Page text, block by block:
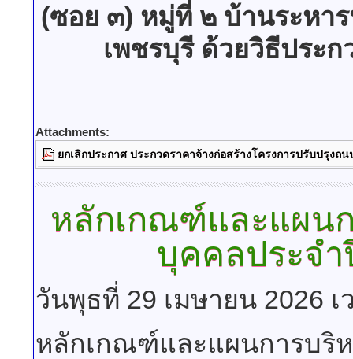
(ซอย ๓) หมู่ที่ ๒ บ้านระหา
เพชรบุรี ด้วยวิธีประ
Attachments:
ยกเลิกประกาศ ประกวดราคาจ้างก่อสร้างโครงการปรับปรุง
หลักเกณฑ์และแผน
บุคคลประจ
วันพุธที่ 29 เมษายน 2026
หลักเกณฑ์และแผนการบริ